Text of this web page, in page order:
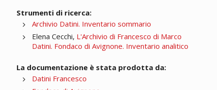
Strumenti di ricerca:
Archivio Datini. Inventario sommario
Elena Cecchi, L'Archivio di Francesco di Marco
Datini. Fondaco di Avignone. Inventario analitico
La documentazione è stata prodotta da:
Datini Francesco